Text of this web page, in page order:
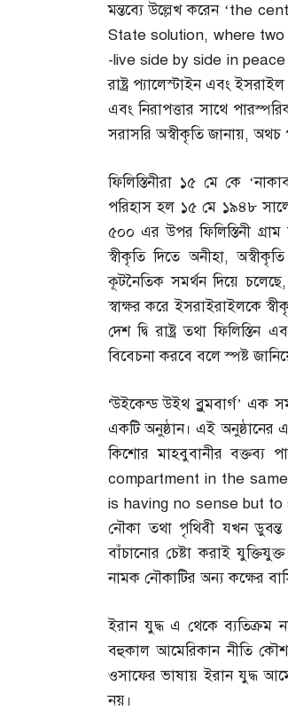
মন্তব্যে উল্লেখ করেন ‘the
State solution, where
-live side by side in
রাষ্ট্র প্যালেস্টাইন এবং ইসরাইল
এবং নিরাপত্তার সাথে
সরাসরি অস্বীকৃতি জানায়,অথচ
ফিলিস্তিনীরা ১৫ মে কে
পরিহাস হল ১৫ মে ১৯৪৮
৫০০ এর উপর ফিলিস্তিনী গ্রাম
স্বীকৃতি দিতে অনীহা,
কূটনৈতিক সমর্থন দিয়ে চলেছে
স্বাক্ষর করে ইসরাইরাইলকে
দেশ দ্বি রাষ্ট্র তথা
বিবেচনা করবে বলে স্পষ্ট
‘উইকেন্ড উইথ ব্লুমবার্গ’ এক
একটি অনুষ্ঠান। এই অনুষ্ঠানের
কিশোর মাহবুবানীর বক্তব্য
compartment in the
is having no sense but
নৌকা তথা পৃথিবী যখন ডুবন্ত
বাঁচানোর চেষ্টা করাই
নামক নৌকাটির অন্য কক্ষের
ইরান যুদ্ধ এ থেকে ব্যতিক্রম
বহুকাল আমেরিকান নীতি
ওসাফের ভাষায় ইরান যুদ্ধ
নয়।